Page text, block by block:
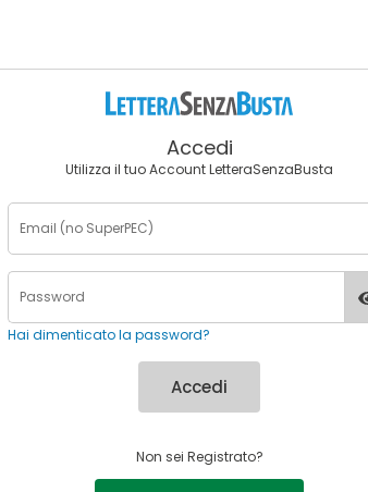
Accedi
Utilizza il tuo Account LetteraSenzaBusta
Hai dimenticato la password?
Accedi
Non sei Registrato?